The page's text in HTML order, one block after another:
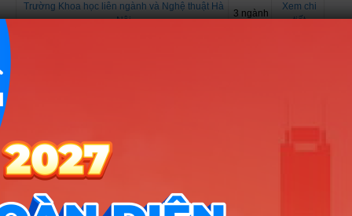
Trường Khoa học liên ngành và Nghệ thuật Hà
Nội
3 ngành
Xem chi
tiết
Trường Đại Học Phú Xuân
Trường Đại học Quản lý và Công nghệ Hải